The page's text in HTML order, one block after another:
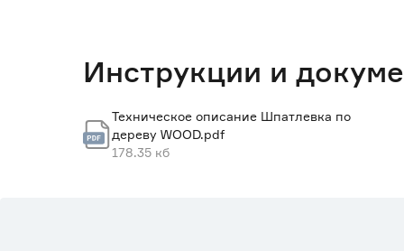
Инструкции и
Техническое описание Шпатлевка по
дереву WOOD.pdf
178.35 кб